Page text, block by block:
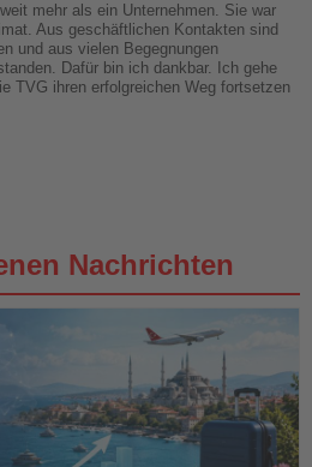
mehr als ein Unternehmen. Sie war
Aus geschäftlichen Kontakten sind
und aus vielen Begegnungen
Dafür bin ich dankbar. Ich gehe
TVG ihren erfolgreichen Weg fortsetzen
Nachrichten